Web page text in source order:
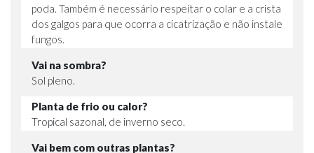
poda. Também é necessário respeitar o colar e a crista
dos galgos para que ocorra a cicatrização e não instale
fungos.
Vai na sombra?
Sol pleno.
Planta de frio ou calor?
Tropical sazonal, de inverno seco.
Vai bem com outras plantas?